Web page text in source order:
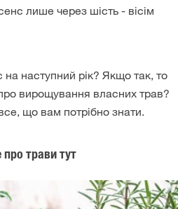
лише через шість - вісім
наступний рік? Якщо так, то
вирощування власних трав?
що вам потрібно знати.
про трави тут